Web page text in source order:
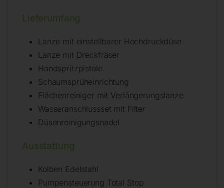
Lieferumfang
Lanze mit einstellbarer Hochdruckdüse
Lanze mit Dreckfräser
Handspritzpistole
Schaumsprüheinrichtung
Flächenreiniger mit Verlängerungslanze
Wasseranschlussset mit Filter
Düsenreinigungsnadel
Ausstattung
Kolben Edelstahl
Pumpensteuerung Total Stop